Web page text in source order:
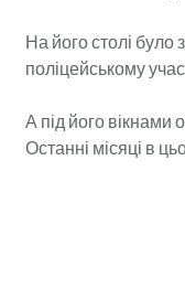
На його столі було
поліцейському
А під його вікнами
Останні місяці в